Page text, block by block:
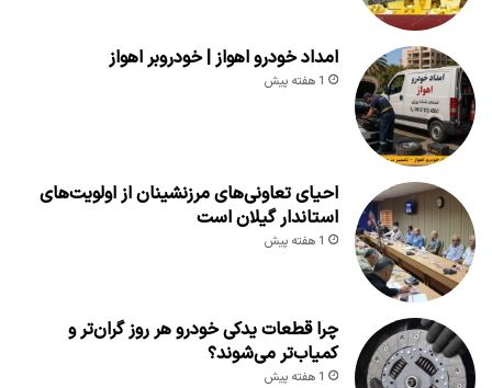
امداد خودرو اهواز | خودروبر اهواز
1 هفته پیش
احیای تعاونی‌های مرزنشینان از اولویت‌های
استاندار گیلان است
1 هفته پیش
چرا قطعات یدکی خودرو هر روز گران‌تر و
کمیاب‌تر می‌شوند؟
1 هفته پیش